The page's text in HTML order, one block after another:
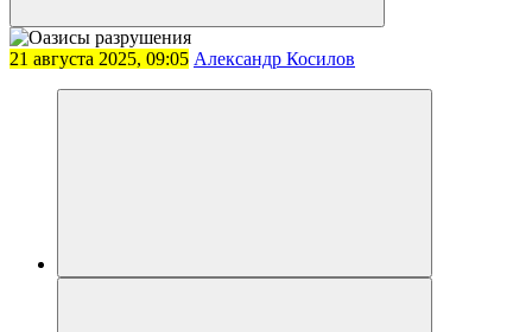
21 августа 2025, 09:05 Александр Косилов